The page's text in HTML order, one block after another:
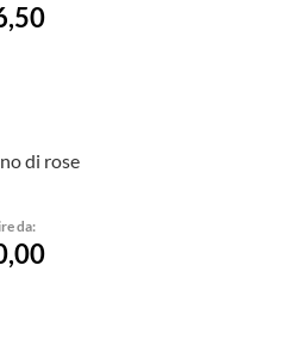
di rose
da: